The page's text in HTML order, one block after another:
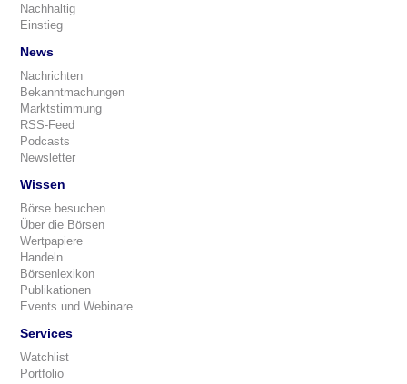
Nachhaltig
Einstieg
News
Nachrichten
Bekanntmachungen
Marktstimmung
RSS-Feed
Podcasts
Newsletter
Wissen
Börse besuchen
Über die Börsen
Wertpapiere
Handeln
Börsenlexikon
Publikationen
Events und Webinare
Services
Watchlist
Portfolio